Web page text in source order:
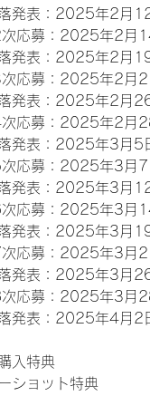
落発表：2025年2月
応募：2025年2月
落発表：2025年2月
応募：2025年2月
落発表：2025年2月
応募：2025年2月
落発表：2025年3月5
応募：2025年3月
落発表：2025年3月
応募：2025年3月
落発表：2025年3月
応募：2025年3月
落発表：2025年3月
応募：2025年3月
落発表：2025年4月2
入特典
ショット特典